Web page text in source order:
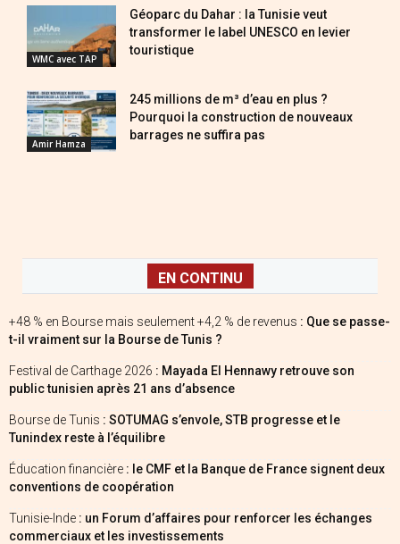
WMC avec TAP
Géoparc du Dahar : la Tunisie veut
transformer le label UNESCO en levier
touristique
Amir Hamza
245 millions de m³ d’eau en plus ?
Pourquoi la construction de nouveaux
barrages ne suffira pas
EN CONTINU
+48 % en Bourse mais seulement +4,2 % de revenus : Que se passe-
t-il vraiment sur la Bourse de Tunis ?
Festival de Carthage 2026 : Mayada El Hennawy retrouve son
public tunisien après 21 ans d’absence
Bourse de Tunis : SOTUMAG s’envole, STB progresse et le
Tunindex reste à l’équilibre
Éducation financière : le CMF et la Banque de France signent deux
conventions de coopération
Tunisie-Inde : un Forum d’affaires pour renforcer les échanges
commerciaux et les investissements